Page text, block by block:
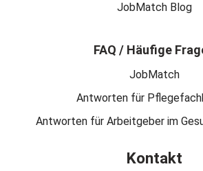
JobMatch Blog
FAQ / Häufige
JobMatch
Antworten für
Antworten für Arbeitgeber im
Kontakt